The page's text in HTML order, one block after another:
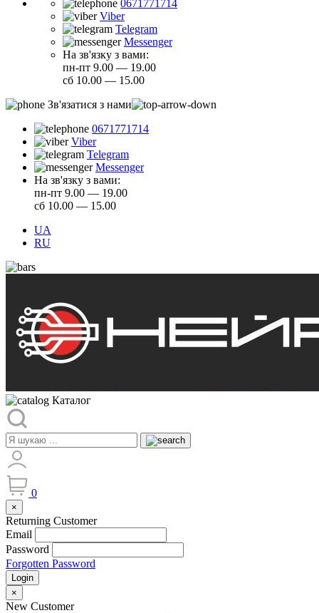
0671771714
Viber
Telegram
Messenger
На зв'язку з вами:
пн-пт 9.00 — 19.00
сб 10.00 — 15.00
Зв'язатися з нами
0671771714
Viber
Telegram
Messenger
На зв'язку з вами:
пн-пт 9.00 — 19.00
сб 10.00 — 15.00
UA
RU
Каталог
0
×
Returning Customer
Email
Password
Forgotten Password
Login
×
New Customer